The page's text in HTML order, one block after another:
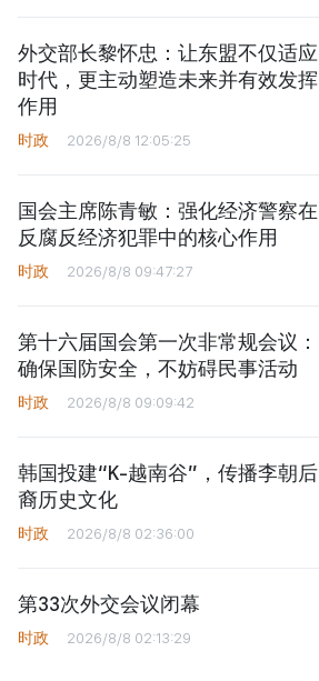
外交部长黎怀忠：让东盟不仅适应
时代，更主动塑造未来并有效发挥
作用
时政 2026/8/8 12:05:25
国会主席陈青敏：强化经济警察在
反腐反经济犯罪中的核心作用
时政 2026/8/8 09:47:27
第十六届国会第一次非常规会议：
确保国防安全，不妨碍民事活动
时政 2026/8/8 09:09:42
韩国投建“K-越南谷”，传播李朝后
裔历史文化
时政 2026/8/8 02:36:00
第33次外交会议闭幕
时政 2026/8/8 02:13:29